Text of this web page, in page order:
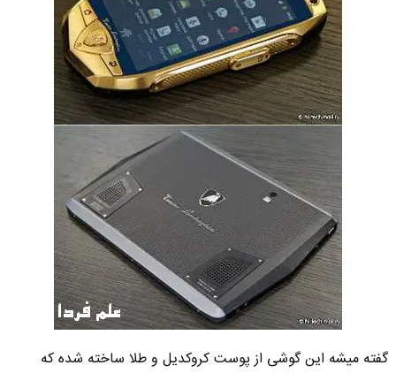
گفته میشه این گوشی از پوست کروکدیل و طلا ساخته شده که